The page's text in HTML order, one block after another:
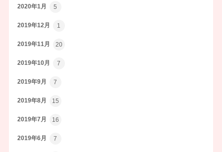
2020年1月 5
2019年12月 1
2019年11月 20
2019年10月 7
2019年9月 7
2019年8月 15
2019年7月 16
2019年6月 7